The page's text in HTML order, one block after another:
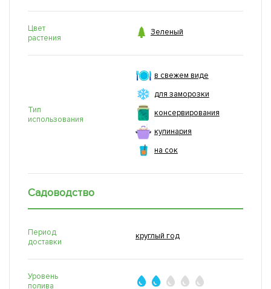
Цвет
растения
 Зеленый
Тип
использования
в свежем виде
для заморозки
консервирования
кулинария
на сок
Садоводство
Период
доставки
круглый год
Уровень
полива